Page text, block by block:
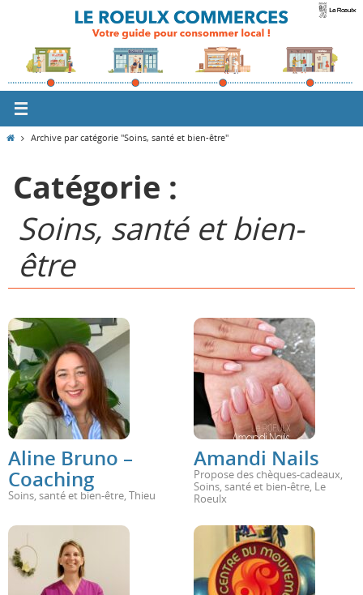
contenu
HomeArchive par catégorie "Soins, santé et bien-être"
Catégorie :
Soins, santé et bien-
être
Aline Bruno –
Coaching
Soins, santé et bien-être, Thieu
Amandi Nails
Propose des chèques-cadeaux,
Soins, santé et bien-être, Le
Roeulx